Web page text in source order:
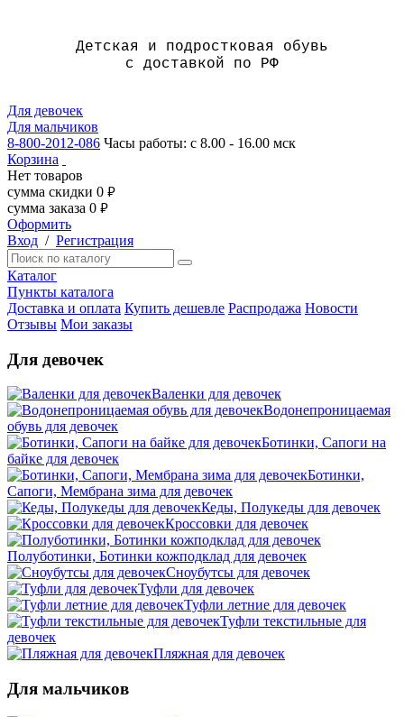
Детская и подростковая обувь
с доставкой по РФ
Для девочек
Для мальчиков
8-800-2012-086 Часы работы: с 8.00 - 16.00 мск
Корзина
Нет товаров
сумма скидки 0 руб.
сумма заказа 0 руб.
Оформить
Вход / Регистрация
Каталог
Пункты каталога
Доставка и оплата Купить дешевле Распродажа Новости
Отзывы Мои заказы
Для девочек
Валенки для девочек
Водонепроницаемая
обувь для девочек
Ботинки, Сапоги на
байке для девочек
Ботинки,
Сапоги, Мембрана зима для девочек
Кеды, Полукеды для девочек
Кроссовки для девочек
Полуботинки, Ботинки кожподклад для девочек
Сноубутсы для девочек
Туфли для девочек
Туфли летние для девочек
Туфли текстильные для
девочек
Пляжная для девочек
Для мальчиков